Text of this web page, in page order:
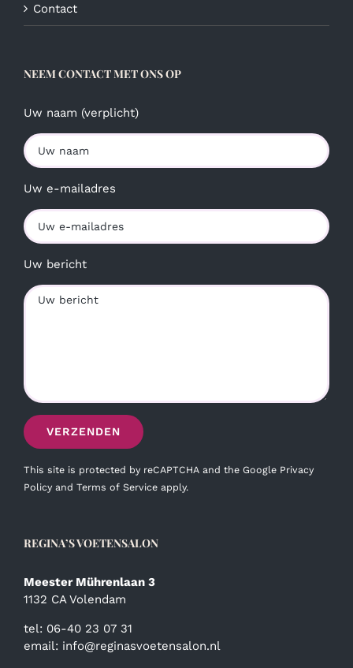
Contact
NEEM CONTACT MET ONS OP
Uw naam (verplicht)
Uw e-mailadres
Uw bericht
This site is protected by reCAPTCHA and the Google Privacy
Policy and Terms of Service apply.
REGINA’S VOETENSALON
Meester Mührenlaan 3
1132 CA Volendam
tel: 06-40 23 07 31
email: info@reginasvoetensalon.nl